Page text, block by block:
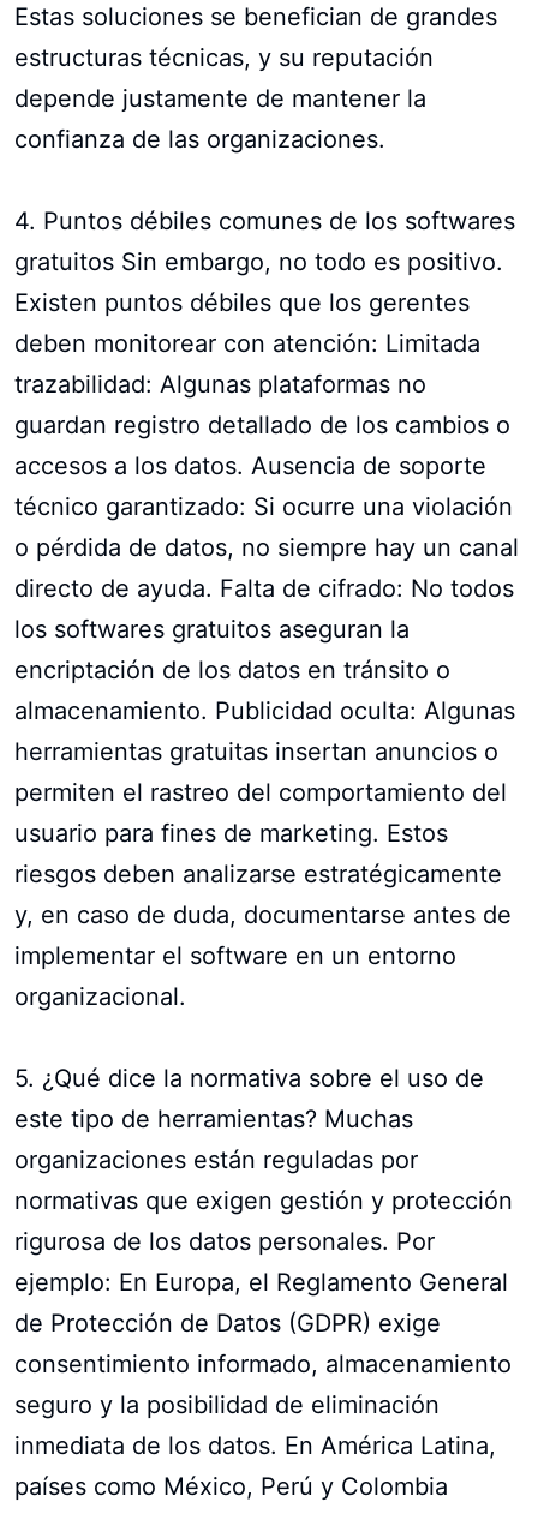
Estas soluciones se benefician de grandes
estructuras técnicas, y su reputación
depende justamente de mantener la
confianza de las organizaciones.
4. Puntos débiles comunes de los softwares
gratuitos Sin embargo, no todo es positivo.
Existen puntos débiles que los gerentes
deben monitorear con atención: Limitada
trazabilidad: Algunas plataformas no
guardan registro detallado de los cambios o
accesos a los datos. Ausencia de soporte
técnico garantizado: Si ocurre una violación
o pérdida de datos, no siempre hay un canal
directo de ayuda. Falta de cifrado: No todos
los softwares gratuitos aseguran la
encriptación de los datos en tránsito o
almacenamiento. Publicidad oculta: Algunas
herramientas gratuitas insertan anuncios o
permiten el rastreo del comportamiento del
usuario para fines de marketing. Estos
riesgos deben analizarse estratégicamente
y, en caso de duda, documentarse antes de
implementar el software en un entorno
organizacional.
5. ¿Qué dice la normativa sobre el uso de
este tipo de herramientas? Muchas
organizaciones están reguladas por
normativas que exigen gestión y protección
rigurosa de los datos personales. Por
ejemplo: En Europa, el Reglamento General
de Protección de Datos (GDPR) exige
consentimiento informado, almacenamiento
seguro y la posibilidad de eliminación
inmediata de los datos. En América Latina,
países como México, Perú y Colombia